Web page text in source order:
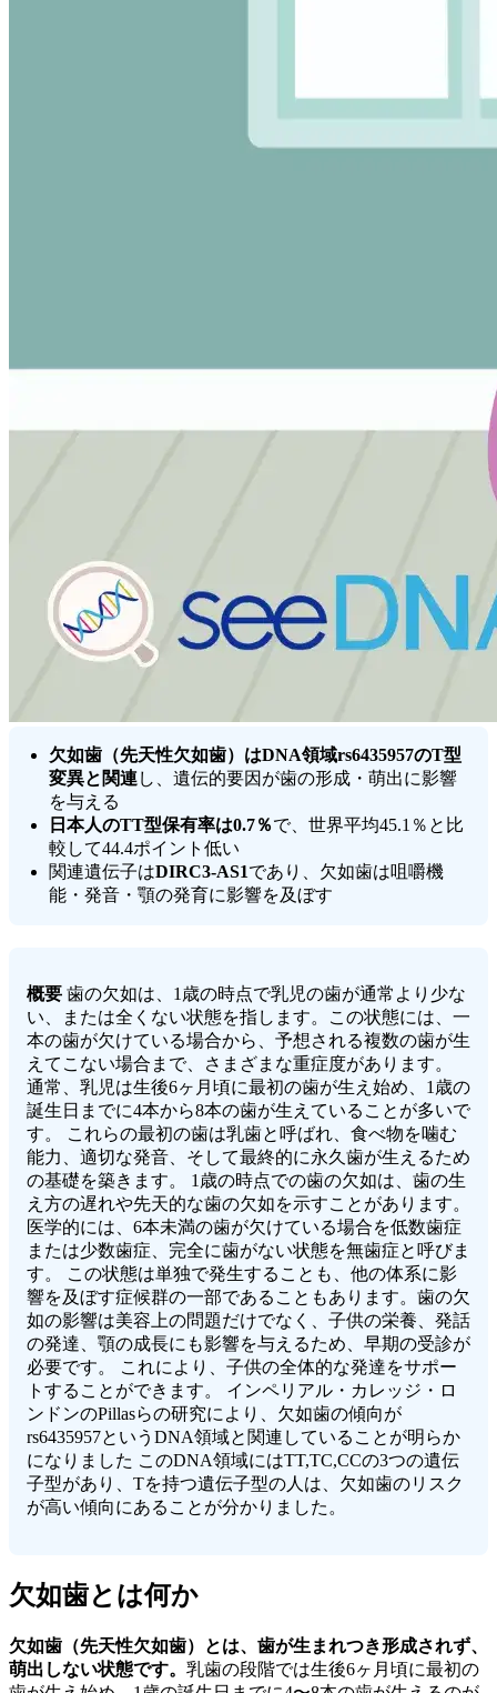
欠如歯（先天性欠如歯）はDNA領域rs6435957のT型
変異と関連し、遺伝的要因が歯の形成・萌出に影響
を与える
日本人のTT型保有率は0.7％で、世界平均45.1％と比
較して44.4ポイント低い
関連遺伝子はDIRC3-AS1であり、欠如歯は咀嚼機
能・発音・顎の発育に影響を及ぼす
概要 歯の欠如は、1歳の時点で乳児の歯が通常より少な
い、または全くない状態を指します。この状態には、一
本の歯が欠けている場合から、予想される複数の歯が生
えてこない場合まで、さまざまな重症度があります。
通常、乳児は生後6ヶ月頃に最初の歯が生え始め、1歳の
誕生日までに4本から8本の歯が生えていることが多いで
す。 これらの最初の歯は乳歯と呼ばれ、食べ物を噛む
能力、適切な発音、そして最終的に永久歯が生えるため
の基礎を築きます。 1歳の時点での歯の欠如は、歯の生
え方の遅れや先天的な歯の欠如を示すことがあります。
医学的には、6本未満の歯が欠けている場合を低数歯症
または少数歯症、完全に歯がない状態を無歯症と呼びま
す。 この状態は単独で発生することも、他の体系に影
響を及ぼす症候群の一部であることもあります。歯の欠
如の影響は美容上の問題だけでなく、子供の栄養、発話
の発達、顎の成長にも影響を与えるため、早期の受診が
必要です。 これにより、子供の全体的な発達をサポー
トすることができます。 インペリアル・カレッジ・ロ
ンドンのPillasらの研究により、欠如歯の傾向が
rs6435957というDNA領域と関連していることが明らか
になりました このDNA領域にはTT,TC,CCの3つの遺伝
子型があり、Tを持つ遺伝子型の人は、欠如歯のリスク
が高い傾向にあることが分かりました。
欠如歯とは何か
欠如歯（先天性欠如歯）とは、歯が生まれつき形成されず、
萌出しない状態です。 乳歯の段階では生後6ヶ月頃に最初の